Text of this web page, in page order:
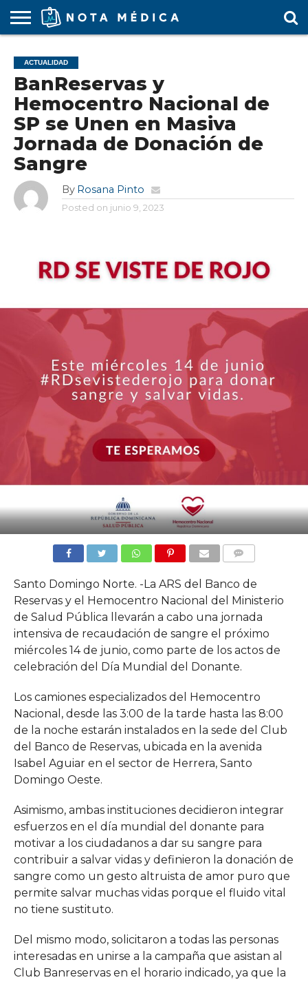
MÉDICA
ARS
ARTÍCULO
ACTUALIDAD
COLEGIO
MÉDICO
COVID-
19
EDUCACIÓN
MÉDICA
ESTUDIANTES
FARMACÉUTICAS
GUBERNAMENTAL
HOSPITALES
Y CLÍNICAS
MARKETING
MÉDICO
RESIDENTES
SALUD
LABORAL
SOCIEDADES
MÉDICAS
TURISMO
MÉDICO
VÍDEOS
ACTUALIDAD
BanReservas y
Hemocentro Nacional de
SP se Unen en Masiva
Jornada de Donación de
Sangre
By Rosana Pinto
Posted on junio 9, 2023
Santo Domingo Norte. -La ARS del Banco de
Reservas y el Hemocentro Nacional del Ministerio
de Salud Pública llevarán a cabo una jornada
intensiva de recaudación de sangre el próximo
miércoles 14 de junio, como parte de los actos de
celebración del Día Mundial del Donante.
Los camiones especializados del Hemocentro
Nacional, desde las 3:00 de la tarde hasta las 8:00
de la noche estarán instalados en la sede del Club
del Banco de Reservas, ubicada en la avenida
Isabel Aguiar en el sector de Herrera, Santo
Domingo Oeste.
Asimismo, ambas instituciones decidieron integrar
esfuerzos en el día mundial del donante para
motivar a los ciudadanos a dar su sangre para
contribuir a salvar vidas y definieron la donación de
sangre como un gesto altruista de amor puro que
permite salvar muchas vidas porque el fluido vital
no tiene sustituto.
Del mismo modo, solicitaron a todas las personas
interesadas en unirse a la campaña que asistan al
Club Banreservas en el horario indicado, ya que la